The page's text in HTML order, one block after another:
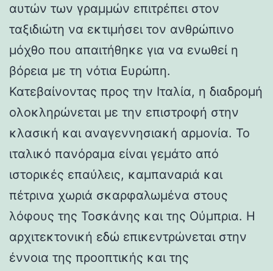
αυτών των γραμμών επιτρέπει στον
ταξιδιώτη να εκτιμήσει τον ανθρώπινο
μόχθο που απαιτήθηκε για να ενωθεί η
βόρεια με τη νότια Ευρώπη.
Κατεβαίνοντας προς την Ιταλία, η διαδρομή
ολοκληρώνεται με την επιστροφή στην
κλασική και αναγεννησιακή αρμονία. Το
ιταλικό πανόραμα είναι γεμάτο από
ιστορικές επαύλεις, καμπαναριά και
πέτρινα χωριά σκαρφαλωμένα στους
λόφους της Τοσκάνης και της Ούμπρια. Η
αρχιτεκτονική εδώ επικεντρώνεται στην
έννοια της προοπτικής και της